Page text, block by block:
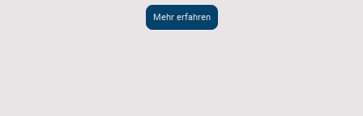
Mehr erfahren